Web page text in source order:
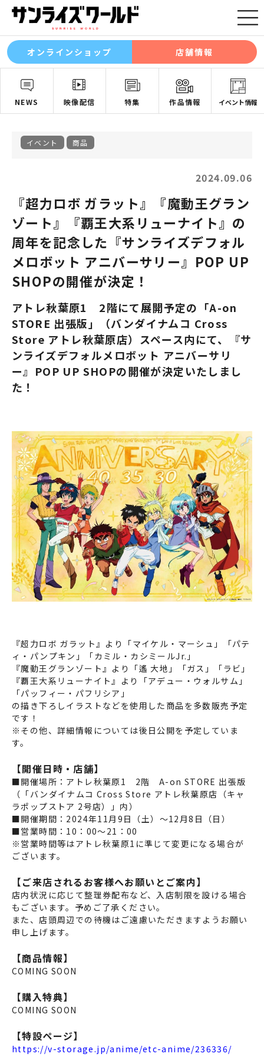
オンラインショップ 店舗情報
NEWS 映像配信 特集 作品情報 イベント情報
イベント 商品
2024.09.06
『超力ロボ ガラット』『魔動王グラン
ゾート』『覇王大系リューナイト』の
周年を記念した『サンライズデフォル
メロボット アニバーサリー』POP UP
SHOPの開催が決定！
アトレ秋葉原1 2階にて展開予定の「A-on
STORE 出張版」（バンダイナムコ Cross
Store アトレ秋葉原店）スペース内にて、『サ
ンライズデフォルメロボット アニバーサリ
ー』POP UP SHOPの開催が決定いたしまし
た！
『超力ロボ ガラット』より「マイケル・マーシュ」「パテ
ィ・パンプキン」「カミル・カシミールJr.」
『魔動王グランゾート』より「遙 大地」「ガス」「ラビ」
『覇王大系リューナイト』より「アデュー・ウォルサム」
「パッフィー・パフリシア」
の描き下ろしイラストなどを使用した商品を多数販売予定
です！
※その他、詳細情報については後日公開を予定していま
す。
【開催日時・店舗】
■開催場所：アトレ秋葉原1 2階 A-on STORE 出張版
（「バンダイナムコ Cross Store アトレ秋葉原店（キャ
ラポップストア 2号店）」内）
■開催期間：2024年11月9日（土）～12月8日（日）
■営業時間：10：00～21：00
※営業時間等はアトレ秋葉原1に準じて変更になる場合が
ございます。
【ご来店されるお客様へお願いとご案内】
店内状況に応じて整理券配布など、入店制限を設ける場合
もございます。予めご了承ください。
また、店頭周辺での待機はご遠慮いただきますようお願い
申し上げます。
【商品情報】
COMING SOON
【購入特典】
COMING SOON
【特設ページ】
https://v-storage.jp/anime/etc-anime/236336/